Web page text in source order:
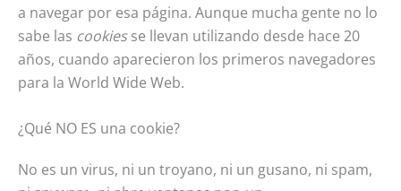
a navegar por esa página. Aunque mucha gente no lo
sabe las cookiesse llevan utilizando desde hace 20
años, cuando aparecieron los primeros navegadores
para la World Wide Web.
¿Qué NO ES una cookie?
No es un virus, ni un troyano, ni un gusano, ni spam,